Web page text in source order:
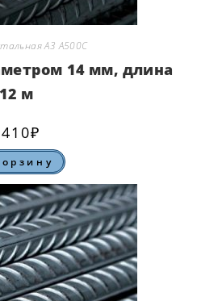
А3 А500С
14 мм, длина
12 м
₽